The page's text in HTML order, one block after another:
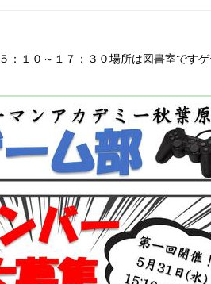
１０～１７：３０場所は図書室です